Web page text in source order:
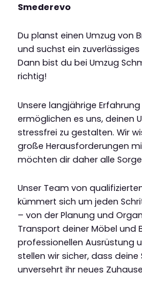
Smederevo
Du planst einen Umzug von
und suchst ein
Dann bist du bei Umzug
richtig!
Unsere langjährige
ermöglichen es uns, deinen
stressfrei zu gestalten. Wir
große Herausforderungen
möchten dir daher alle
Unser Team von
kümmert sich um jeden
– von der Planung und
Transport deiner Möbel und
professionellen Ausrüstung
stellen wir sicher, dass deine
unversehrt ihr neues